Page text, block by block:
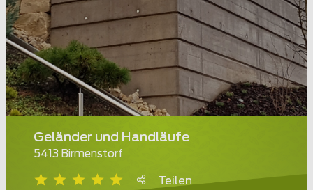
Geländer und Handläufe
5413 Birmenstorf
Teilen